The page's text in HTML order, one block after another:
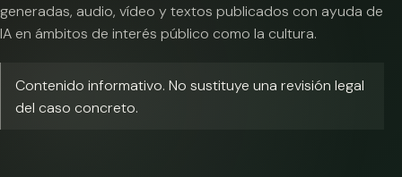
generadas, audio, vídeo y textos publicados con ayuda de
IA en ámbitos de interés público como la cultura.
Contenido informativo. No sustituye una revisión legal
del caso concreto.